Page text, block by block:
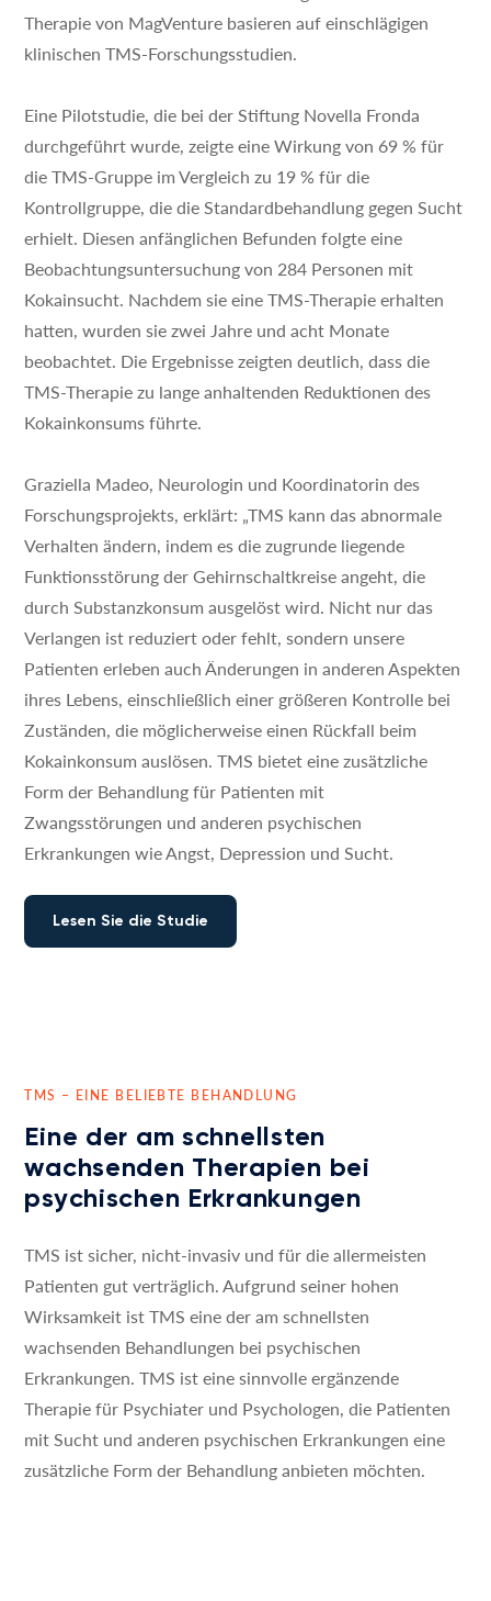
Therapie von MagVenture basieren auf einschlägigen
klinischen TMS-Forschungsstudien.
Eine Pilotstudie, die bei der Stiftung Novella Fronda
durchgeführt wurde, zeigte eine Wirkung von 69 % für
die TMS-Gruppe im Vergleich zu 19 % für die
Kontrollgruppe, die die Standardbehandlung gegen Sucht
erhielt. Diesen anfänglichen Befunden folgte eine
Beobachtungsuntersuchung von 284 Personen mit
Kokainsucht. Nachdem sie eine TMS-Therapie erhalten
hatten, wurden sie zwei Jahre und acht Monate
beobachtet. Die Ergebnisse zeigten deutlich, dass die
TMS-Therapie zu lange anhaltenden Reduktionen des
Kokainkonsums führte.
Graziella Madeo, Neurologin und Koordinatorin des
Forschungsprojekts, erklärt: „TMS kann das abnormale
Verhalten ändern, indem es die zugrunde liegende
Funktionsstörung der Gehirnschaltkreise angeht, die
durch Substanzkonsum ausgelöst wird. Nicht nur das
Verlangen ist reduziert oder fehlt, sondern unsere
Patienten erleben auch Änderungen in anderen Aspekten
ihres Lebens, einschließlich einer größeren Kontrolle bei
Zuständen, die möglicherweise einen Rückfall beim
Kokainkonsum auslösen. TMS bietet eine zusätzliche
Form der Behandlung für Patienten mit
Zwangsstörungen und anderen psychischen
Erkrankungen wie Angst, Depression und Sucht.
Lesen Sie die Studie
TMS – EINE BELIEBTE BEHANDLUNG
Eine der am schnellsten
wachsenden Therapien bei
psychischen Erkrankungen
TMS ist sicher, nicht-invasiv und für die allermeisten
Patienten gut verträglich. Aufgrund seiner hohen
Wirksamkeit ist TMS eine der am schnellsten
wachsenden Behandlungen bei psychischen
Erkrankungen. TMS ist eine sinnvolle ergänzende
Therapie für Psychiater und Psychologen, die Patienten
mit Sucht und anderen psychischen Erkrankungen eine
zusätzliche Form der Behandlung anbieten möchten.